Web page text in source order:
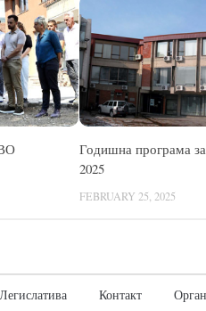
Годишна програма
2025
FEBRUARY 25, 2025
Легислатива Контакт